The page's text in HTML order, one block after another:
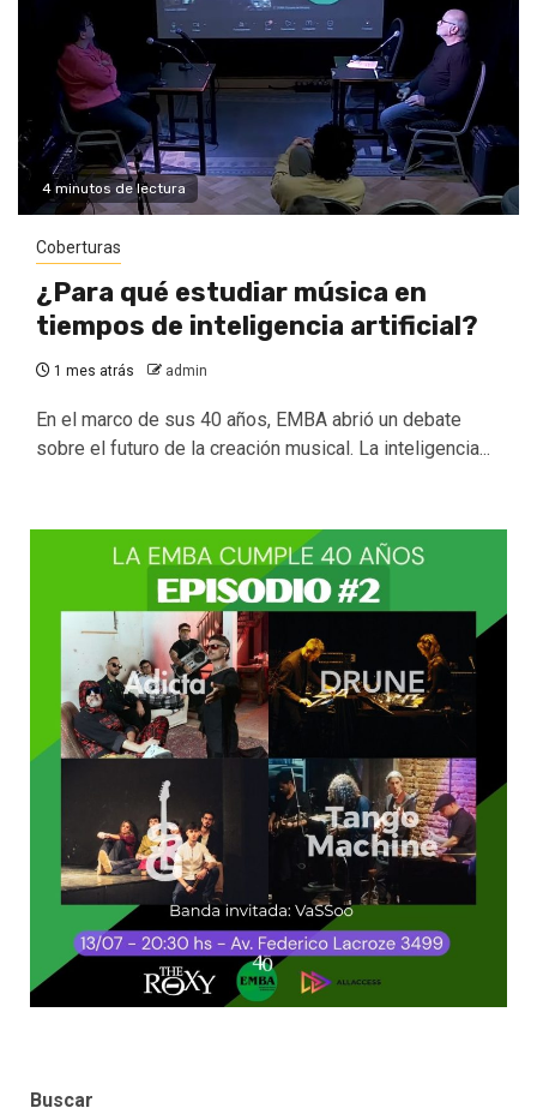
4 minutos de lectura
Coberturas
¿Para qué estudiar música en
tiempos de inteligencia artificial?
1 mes atrás admin
En el marco de sus 40 años, EMBA abrió un debate
sobre el futuro de la creación musical. La inteligencia...
Buscar